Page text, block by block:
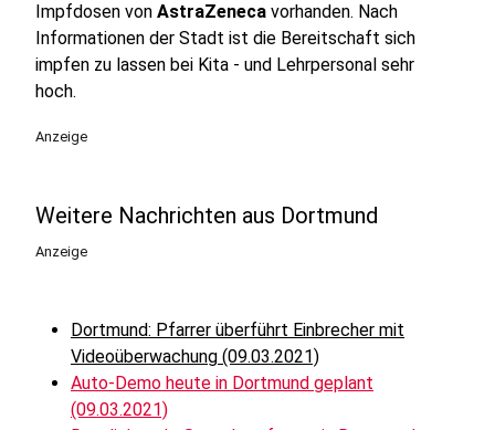
Impfdosen von AstraZeneca vorhanden. Nach
Informationen der Stadt ist die Bereitschaft sich
impfen zu lassen bei Kita - und Lehrpersonal sehr
hoch.
Anzeige
Weitere Nachrichten aus Dortmund
Anzeige
Dortmund: Pfarrer überführt Einbrecher mit
Videoüberwachung (09.03.2021)
Auto-Demo heute in Dortmund geplant
(09.03.2021)